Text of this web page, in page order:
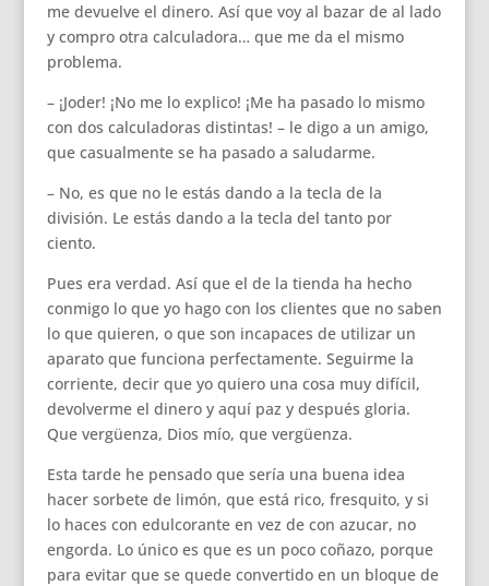
me devuelve el dinero. Así que voy al bazar de al lado
y compro otra calculadora… que me da el mismo
problema.
– ¡Joder! ¡No me lo explico! ¡Me ha pasado lo mismo
con dos calculadoras distintas! – le digo a un amigo,
que casualmente se ha pasado a saludarme.
– No, es que no le estás dando a la tecla de la
división. Le estás dando a la tecla del tanto por
ciento.
Pues era verdad. Así que el de la tienda ha hecho
conmigo lo que yo hago con los clientes que no saben
lo que quieren, o que son incapaces de utilizar un
aparato que funciona perfectamente. Seguirme la
corriente, decir que yo quiero una cosa muy difícil,
devolverme el dinero y aquí paz y después gloria.
Que vergüenza, Dios mío, que vergüenza.
Esta tarde he pensado que sería una buena idea
hacer sorbete de limón, que está rico, fresquito, y si
lo haces con edulcorante en vez de con azucar, no
engorda. Lo único es que es un poco coñazo, porque
para evitar que se quede convertido en un bloque de